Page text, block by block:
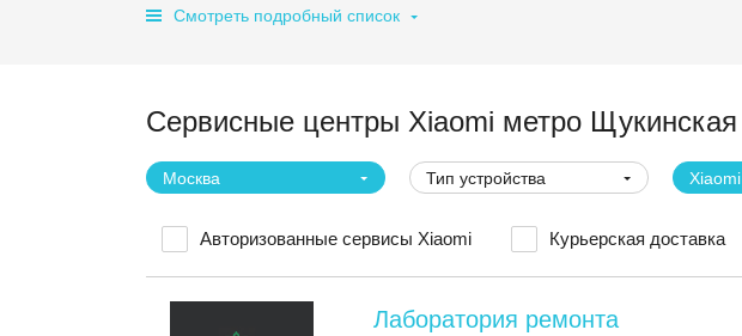
Смотреть подробный список
Сервисные центры Xiaomi метро Щукинская
Москва Тип устройства Xiaomi
Авторизованные сервисы Xiaomi Курьерская доставка
Лаборатория ремонта